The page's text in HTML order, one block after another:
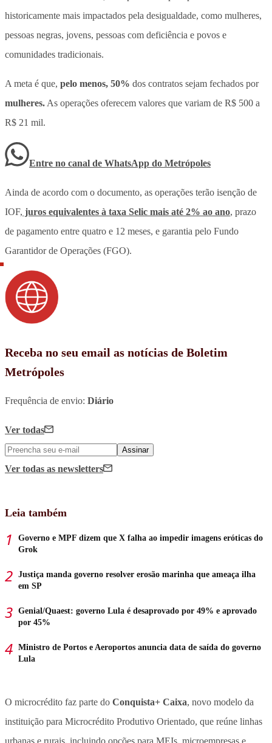
historicamente mais impactados pela desigualdade, como mulheres,
pessoas negras, jovens, pessoas com deficiência e povos e
comunidades tradicionais.
A meta é que, pelo menos, 50% dos contratos sejam fechados por
mulheres. As operações oferecem valores que variam de R$ 500 a
R$ 21 mil.
Entre no canal de WhatsApp do Metrópoles
Ainda de acordo com o documento, as operações terão isenção de
IOF, juros equivalentes à taxa Selic mais até 2% ao ano, prazo
de pagamento entre quatro e 12 meses, e garantia pelo Fundo
Garantidor de Operações (FGO).
Receba no seu email as notícias de Boletim
Metrópoles
Frequência de envio: Diário
Ver todas
Assinar
Ver todas as newsletters
Leia também
Governo e MPF dizem que X falha ao impedir imagens eróticas do
Grok
Justiça manda governo resolver erosão marinha que ameaça ilha
em SP
Genial/Quaest: governo Lula é desaprovado por 49% e aprovado
por 45%
Ministro de Portos e Aeroportos anuncia data de saída do governo
Lula
O microcrédito faz parte do Conquista+ Caixa, novo modelo da
instituição para Microcrédito Produtivo Orientado, que reúne linhas
urbanas e rurais, incluindo opções para MEIs, microempresas e